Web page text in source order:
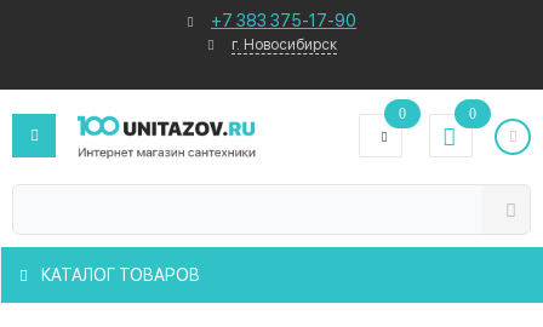
+7 383 375-17-90
г. Новосибирск
0 0
КАТАЛОГ ТОВАРОВ